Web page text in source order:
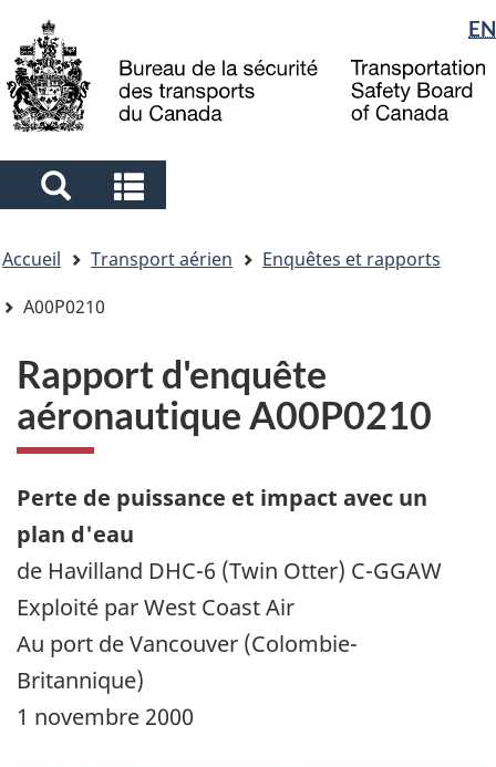
to
main
to
"About
government"
à
la
Sélection
de
la
langue
EN
Search
and
menus
and
menus
êtes
ici
Accueil Transport aérien
Enquêtes et rapports
A00P0210
Rapport d'enquête
aéronautique A00P0210
Perte de puissance et impact avec un
plan d'eau
de Havilland DHC-6 (Twin Otter) C-GGAW
Exploité par West Coast Air
Au port de Vancouver (Colombie-
Britannique)
1 novembre 2000